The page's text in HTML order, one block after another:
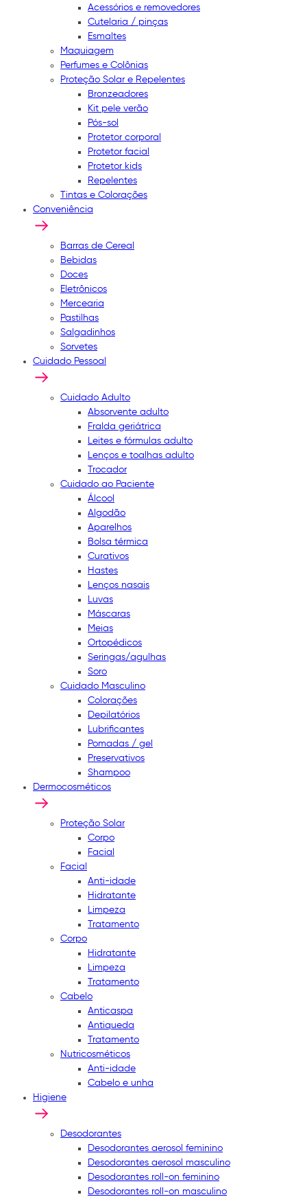
Acessórios e removedores
Cutelaria / pinças
Esmaltes
Maquiagem
Perfumes e Colônias
Proteção Solar e Repelentes
Bronzeadores
Kit pele verão
Pós-sol
Protetor corporal
Protetor facial
Protetor kids
Repelentes
Tintas e Colorações
Conveniência
Barras de Cereal
Bebidas
Doces
Eletrônicos
Mercearia
Pastilhas
Salgadinhos
Sorvetes
Cuidado Pessoal
Cuidado Adulto
Absorvente adulto
Fralda geriátrica
Leites e fórmulas adulto
Lenços e toalhas adulto
Trocador
Cuidado ao Paciente
Álcool
Algodão
Aparelhos
Bolsa térmica
Curativos
Hastes
Lenços nasais
Luvas
Máscaras
Meias
Ortopédicos
Seringas/agulhas
Soro
Cuidado Masculino
Colorações
Depilatórios
Lubrificantes
Pomadas / gel
Preservativos
Shampoo
Dermocosméticos
Proteção Solar
Corpo
Facial
Facial
Anti-idade
Hidratante
Limpeza
Tratamento
Corpo
Hidratante
Limpeza
Tratamento
Cabelo
Anticaspa
Antiqueda
Tratamento
Nutricosméticos
Anti-idade
Cabelo e unha
Higiene
Desodorantes
Desodorantes aerosol feminino
Desodorantes aerosol masculino
Desodorantes roll-on feminino
Desodorantes roll-on masculino